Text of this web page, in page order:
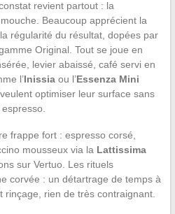
revient partout : la
Beaucoup apprécient la
régularité du résultat, dopées par
Original. Tout se joue en
levier abaissé, café servi en
l’Inissiaou l’Essenza Mini
optimiser leur surface sans
frappe fort : espresso corsé,
mousseux via la Lattissima
sur Vertuo. Les rituels
corvée : un détartrage de temps à
rien de très contraignant.